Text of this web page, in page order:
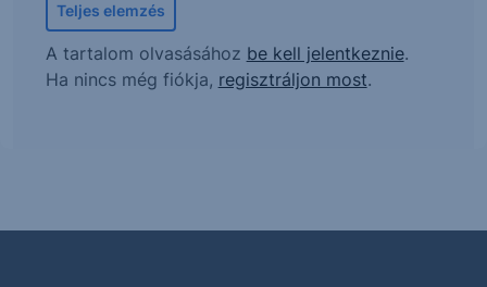
Teljes elemzés
A tartalom olvasásához be kell jelentkeznie.
Ha nincs még fiókja, regisztráljon most.